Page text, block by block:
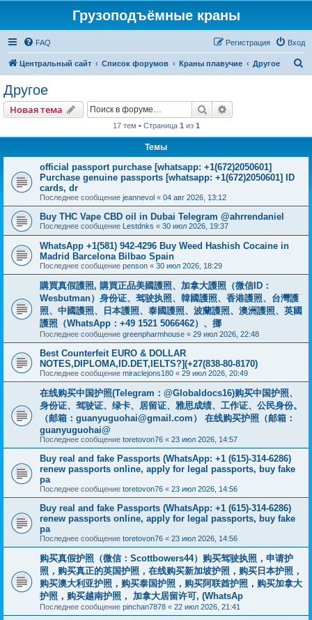
Грузоподъёмные краны
FAQ Вход
Регистрация
Центральный сайт Список форумов Краны плавучие Другое
Другое
Новая тема Поиск
17 тем • Страница 1 из 1
Темы
official passport purchase [whatsapp: +1(672)2050601]
Purchase genuine passports [whatsapp: +1(672)2050601] ID
cards, dr
Последнее сообщение jeannevol « 04 авг 2026, 13:12
Buy THC Vape CBD oil in Dubai Telegram @ahrrendaniel
Последнее сообщение Lestdnks « 30 июл 2026, 19:37
WhatsApp +1(581) 942-4296 Buy Weed Hashish Cocaine in
Madrid Barcelona Bilbao Spain
Последнее сообщение penson « 30 июл 2026, 18:29
購買真假護照, 購買正品美國護照、加拿大護照（微信ID：
Wesbutman）身份证、驾驶执照、韓國護照、香港護照、台灣護
照、中國護照、日本護照、泰國護照、波蘭護照、澳洲護照、英國
護照（WhatsApp：+49 1521 5066462）、挪
Последнее сообщение greenpharmhouse « 29 июл 2026, 22:48
Best Counterfeit EURO & DOLLAR
NOTES,DIPLOMA,ID.DET,IELTS?](+27(838-80-8170)
Последнее сообщение miraclejons180 « 29 июл 2026, 20:49
在线购买中国护照(Telegram：@Globaldocs16)购买中国护照、
身份证、驾驶证、绿卡、居留证、雅思成绩、工作证、公民身份。
（邮箱： guanyuguohai@gmail.com ） 在线购买护照（邮箱：
guanyuguohai@
Последнее сообщение toretovon76 « 23 июл 2026, 14:57
Buy real and fake Passports (WhatsApp: +1 (615)-314-6286)
renew passports online, apply for legal passports, buy fake
pa
Последнее сообщение toretovon76 « 23 июл 2026, 14:56
Buy real and fake Passports (WhatsApp: +1 (615)-314-6286)
renew passports online, apply for legal passports, buy fake
pa
Последнее сообщение toretovon76 « 23 июл 2026, 14:56
购买真假护照（微信：Scottbowers44）购买驾驶执照，申请护
照，购买真正的英国护照，在线购买新加坡护照，购买日本护照，
购买澳大利亚护照，购买泰国护照，购买阿联酋护照，购买加拿大
护照，购买越南护照， 加拿大居留许可, (WhatsAp
Последнее сообщение pinchan7878 « 22 июл 2026, 21:41